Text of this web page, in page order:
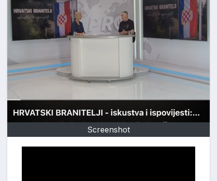
Screenshot